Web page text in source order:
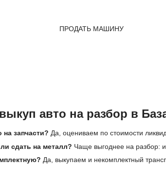
ПРОДАТЬ МАШИНУ
авто на разбор в
запчасти? Да, оцениваем по стоимости
сдать на металл? Чаще выгоднее на разбор:
Да, выкупаем и некомплектный